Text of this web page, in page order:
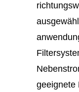
geeignete